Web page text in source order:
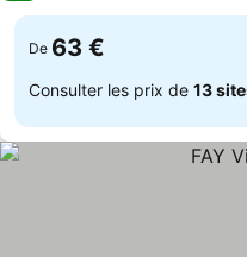
De 63 €
Consulter les prix de 13